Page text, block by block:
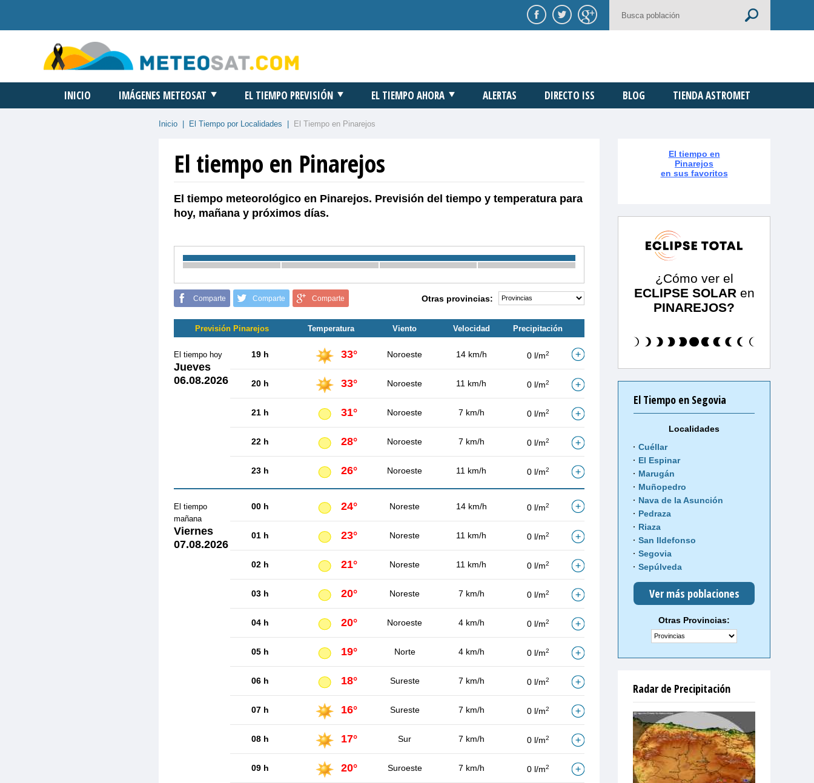
INICIO IMÁGENES METEOSAT EL TIEMPO PREVISIÓN EL TIEMPO AHORA ALERTAS DIRECTO ISS BLOG TIENDA ASTROMET
Inicio El Tiempo por Localidades El Tiempo en Pinarejos
El tiempo en Pinarejos
El tiempo meteorológico en Pinarejos. Previsión del tiempo y temperatura para
hoy, mañana y próximos días.
Comparte Comparte Comparte Otras provincias:
Previsión Pinarejos Temperatura Viento Velocidad Precipitación
El tiempo hoy
Jueves
06.08.2026
19 h 33° Noroeste 14 km/h 0 l/m2
20 h 33° Noroeste 11 km/h 0 l/m2
21 h 31° Noroeste 7 km/h 0 l/m2
22 h 28° Noroeste 7 km/h 0 l/m2
23 h 26° Noroeste 11 km/h 0 l/m2
El tiempo
mañana
Viernes
07.08.2026
00 h 24° Noreste 14 km/h 0 l/m2
01 h 23° Noreste 11 km/h 0 l/m2
02 h 21° Noreste 11 km/h 0 l/m2
03 h 20° Noreste 7 km/h 0 l/m2
04 h 20° Noroeste 4 km/h 0 l/m2
05 h 19° Norte 4 km/h 0 l/m2
06 h 18° Sureste 7 km/h 0 l/m2
07 h 16° Sureste 7 km/h 0 l/m2
08 h 17° Sur 7 km/h 0 l/m2
09 h 20° Suroeste 7 km/h 0 l/m2
El tiempo en
Pinarejos
en sus favoritos
¿Cómo ver el
ECLIPSE SOLAR en
PINAREJOS?
El Tiempo en Segovia
Localidades
Cuéllar
El Espinar
Marugán
Muñopedro
Nava de la Asunción
Pedraza
Riaza
San Ildefonso
Segovia
Sepúlveda
Ver más poblaciones
Otras Provincias:
Radar de Precipitación